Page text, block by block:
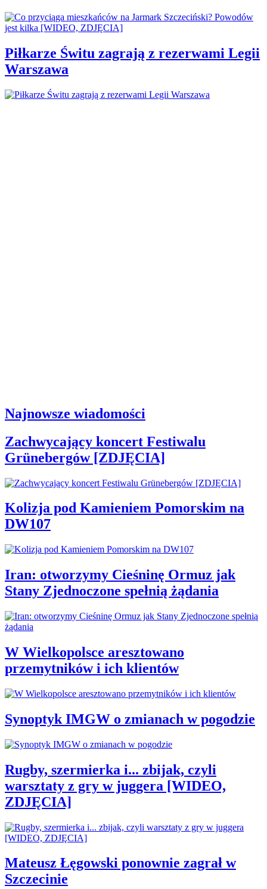
Piłkarze Świtu zagrają z rezerwami Legii
Warszawa
Najnowsze wiadomości
Zachwycający koncert Festiwalu
Grünebergów [ZDJĘCIA]
Kolizja pod Kamieniem Pomorskim na
DW107
Iran: otworzymy Cieśninę Ormuz jak
Stany Zjednoczone spełnią żądania
W Wielkopolsce aresztowano
przemytników i ich klientów
Synoptyk IMGW o zmianach w pogodzie
Rugby, szermierka i... zbijak, czyli
warsztaty z gry w juggera [WIDEO,
ZDJĘCIA]
Mateusz Łęgowski ponownie zagrał w
Szczecinie